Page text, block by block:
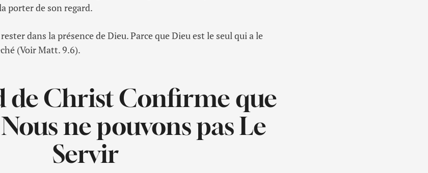
porter de son regard.
dans la présence de Dieu. Parce que Dieu est le seul qui a le
(Voir Matt. 9.6).
de Christ Confirme que
ne pouvons pas Le
Servir